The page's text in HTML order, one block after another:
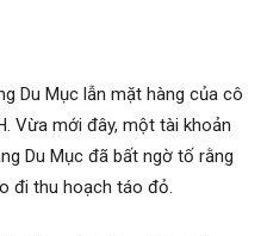
Du Mục lẫn mặt hàng của cô
Vừa mới đây, một tài khoản
Du Mục đã bất ngờ tố rằng
đi thu hoạch táo đỏ.